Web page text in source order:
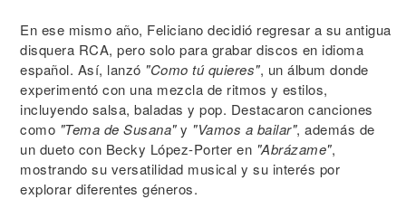
En ese mismo año, Feliciano decidió regresar a su antigua
disquera RCA, pero solo para grabar discos en idioma
español. Así, lanzó "Como tú quieres", un álbum donde
experimentó con una mezcla de ritmos y estilos,
incluyendo salsa, baladas y pop. Destacaron canciones
como "Tema de Susana"y "Vamos a bailar", además de
un dueto con Becky López-Porter en "Abrázame",
mostrando su versatilidad musical y su interés por
explorar diferentes géneros.